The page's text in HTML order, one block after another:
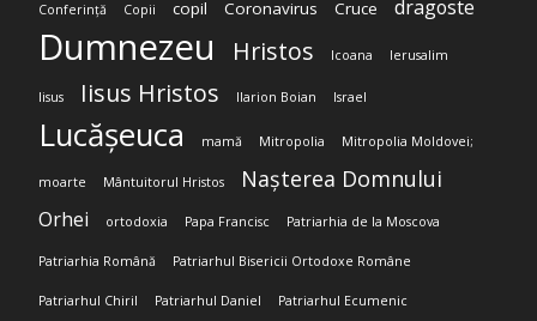
Conferință Copii copil Coronavirus Cruce dragoste
Dumnezeu Hristos Icoana Ierusalim
Iisus Iisus Hristos Ilarion Boian Israel
Lucășeuca mamă Mitropolia Mitropolia Moldovei;
moarte Mântuitorul Hristos Nașterea Domnului
Orhei ortodoxia Papa Francisc Patriarhia de la Moscova
Patriarhia Română Patriarhul Bisericii Ortodoxe Române
Patriarhul Chiril Patriarhul Daniel Patriarhul Ecumenic